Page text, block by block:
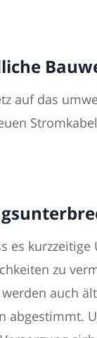
auf das
es
zu
auch